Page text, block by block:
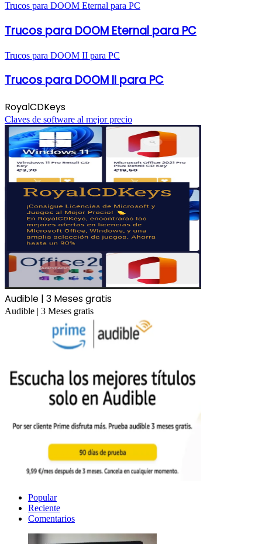
Trucos para DOOM Eternal para PC
Trucos para DOOM Eternal para PC
Trucos para DOOM II para PC
Trucos para DOOM II para PC
RoyalCDKeys
Claves de software al mejor precio
Audible | 3 Meses gratis
Audible | 3 Meses gratis
Popular
Reciente
Comentarios